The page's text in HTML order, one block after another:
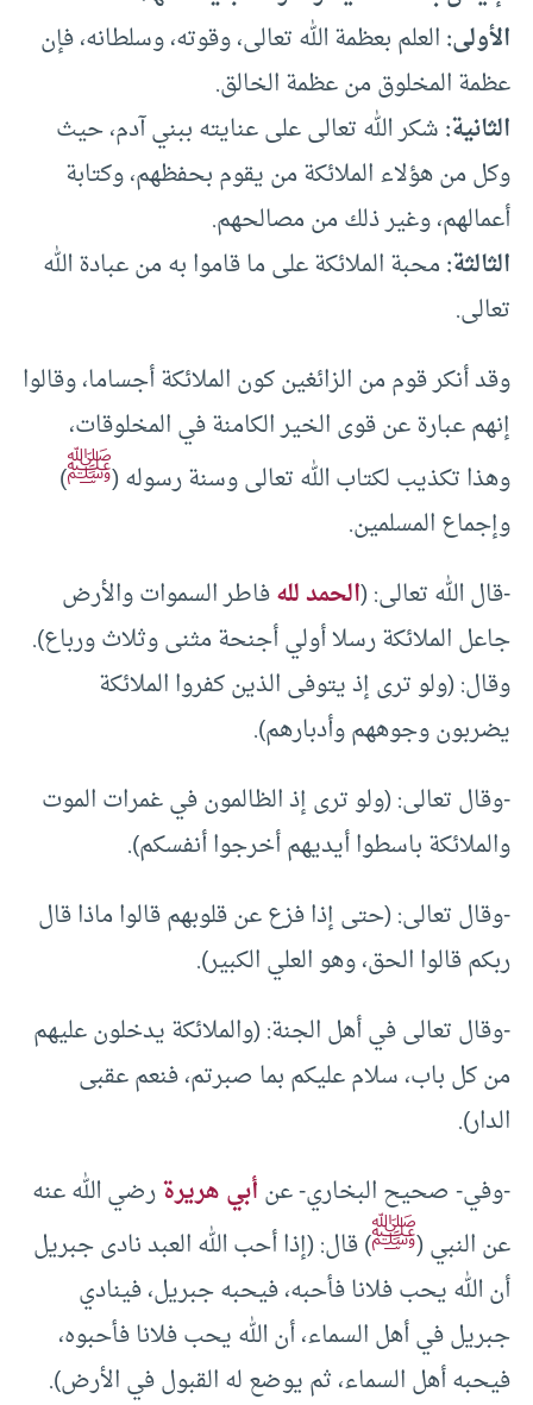
الأولى:العلم بعظمة الله تعالى، وقوته، وسلطانه، فإن
عظمة المخلوق من عظمة الخالق.
الثانية:شكر الله تعالى على عنايته ببني آدم، حيث
وكل من هؤلاء الملائكة من يقوم بحفظهم، وكتابة
أعمالهم، وغير ذلك من مصالحهم.
الثالثة:محبة الملائكة على ما قاموا به من عبادة الله
تعالى.
وقد أنكر قوم من الزائغين كون الملائكة أجساما، وقالوا
إنهم عبارة عن قوى الخير الكامنة في المخلوقات،
وهذا تكذيب لكتاب الله تعالى وسنة رسوله (ﷺ)
وإجماع المسلمين.
-قال الله تعالى: (الحمد للهفاطر السموات والأرض
جاعل الملائكة رسلا أولي أجنحة مثنى وثلاث ورباع).
وقال: (ولو ترى إذ يتوفى الذين كفروا الملائكة
يضربون وجوههم وأدبارهم).
-وقال تعالى: (ولو ترى إذ الظالمون في غمرات الموت
والملائكة باسطوا أيديهم أخرجوا أنفسكم).
-وقال تعالى: (حتى إذا فزع عن قلوبهم قالوا ماذا قال
ربكم قالوا الحق، وهو العلي الكبير).
-وقال تعالى في أهل الجنة: (والملائكة يدخلون عليهم
من كل باب، سلام عليكم بما صبرتم، فنعم عقبى
الدار).
-وفي- صحيح البخاري- عنأبي هريرةرضي الله عنه
عن النبي (ﷺ) قال: (إذا أحب الله العبد نادى جبريل
أن الله يحب فلانا فأحبه، فيحبه جبريل، فينادي
جبريل في أهل السماء، أن الله يحب فلانا فأحبوه،
فيحبه أهل السماء، ثم يوضع له القبول في الأرض).